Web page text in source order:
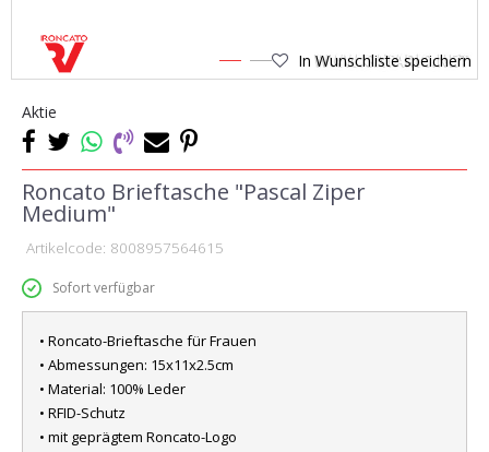
1 2 In Wunschliste speichern
Aktie
Roncato Brieftasche "Pascal Ziper
Medium"
Artikelcode: 8008957564615
Sofort verfügbar
• Roncato-Brieftasche für Frauen
• Abmessungen: 15x11x2.5cm
• Material: 100% Leder
• RFID-Schutz
• mit geprägtem Roncato-Logo